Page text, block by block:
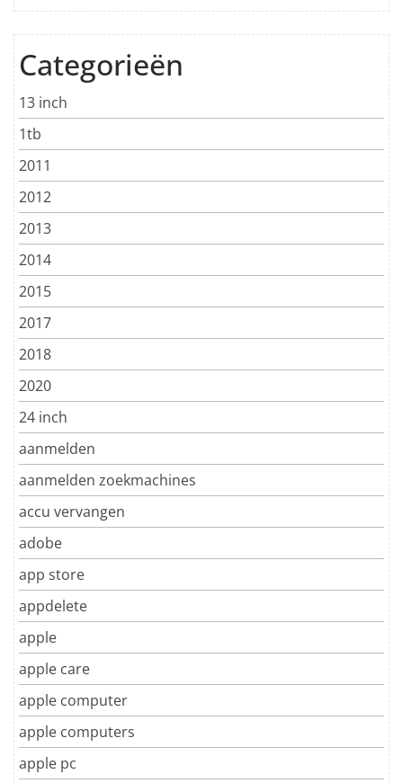
Categorieën
13 inch
1tb
2011
2012
2013
2014
2015
2017
2018
2020
24 inch
aanmelden
aanmelden zoekmachines
accu vervangen
adobe
app store
appdelete
apple
apple care
apple computer
apple computers
apple pc